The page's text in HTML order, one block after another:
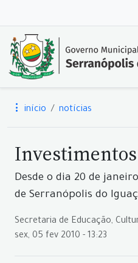
início notícias
Desde o dia 20 de
de Serranópolis do
Secretaria de Educação,
sex, 05 fev 2010 - 13:23